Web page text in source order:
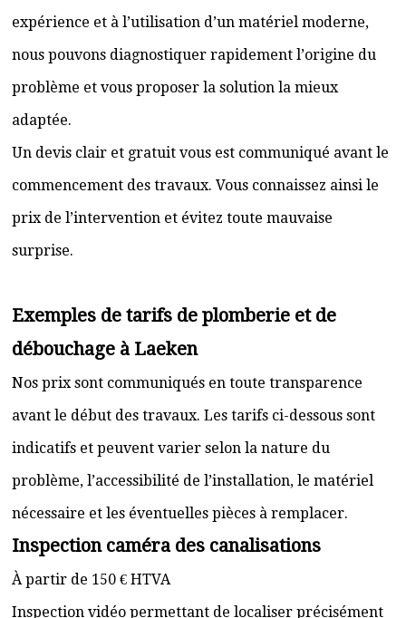
expérience et à l’utilisation d’un matériel moderne,
nous pouvons diagnostiquer rapidement l’origine du
problème et vous proposer la solution la mieux
adaptée.
Un devis clair et gratuit vous est communiqué avant le
commencement des travaux. Vous connaissez ainsi le
prix de l’intervention et évitez toute mauvaise
surprise.
Exemples de tarifs de plomberie et de
débouchage à Laeken
Nos prix sont communiqués en toute transparence
avant le début des travaux. Les tarifs ci-dessous sont
indicatifs et peuvent varier selon la nature du
problème, l’accessibilité de l’installation, le matériel
nécessaire et les éventuelles pièces à remplacer.
Inspection caméra des canalisations
À partir de 150 € HTVA
Inspection vidéo permettant de localiser précisément